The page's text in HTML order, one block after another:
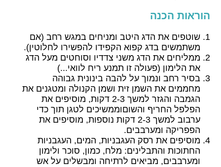
הוראות הכנה
שוטפים את הדג היטב ומניחים במגש רחב (אם
משתמשים בדג קפוא הקפידו להפשירו לחלוטין).
ממליחים את הדג משני צדדיו וסוחטים מעל הדג
את הלימון (פעולה זו תמנע ריח לוואי...)
בסיר רחב ונמוך על להבה בינונית גבוהה
מחממים את השמן זית ושמן הקנולה ומטגנים את
הגמבה והגזר למשך 2-3 דקות, מוסיפים את
הפלפל החריף והשוםוממשיכים לטגן תוך כדי
ערבוב למשך 2-3 דקות נוספות, מוסיפים את
הפפריקה ומערבבים.
מוסיפים את רסק העגבניות, המים, העגבניות
החתוכות והתבלינים: מלח, כמון, סוכר ולימון
ומערבבים, מביאים לרתיחה ומבשלים על אש